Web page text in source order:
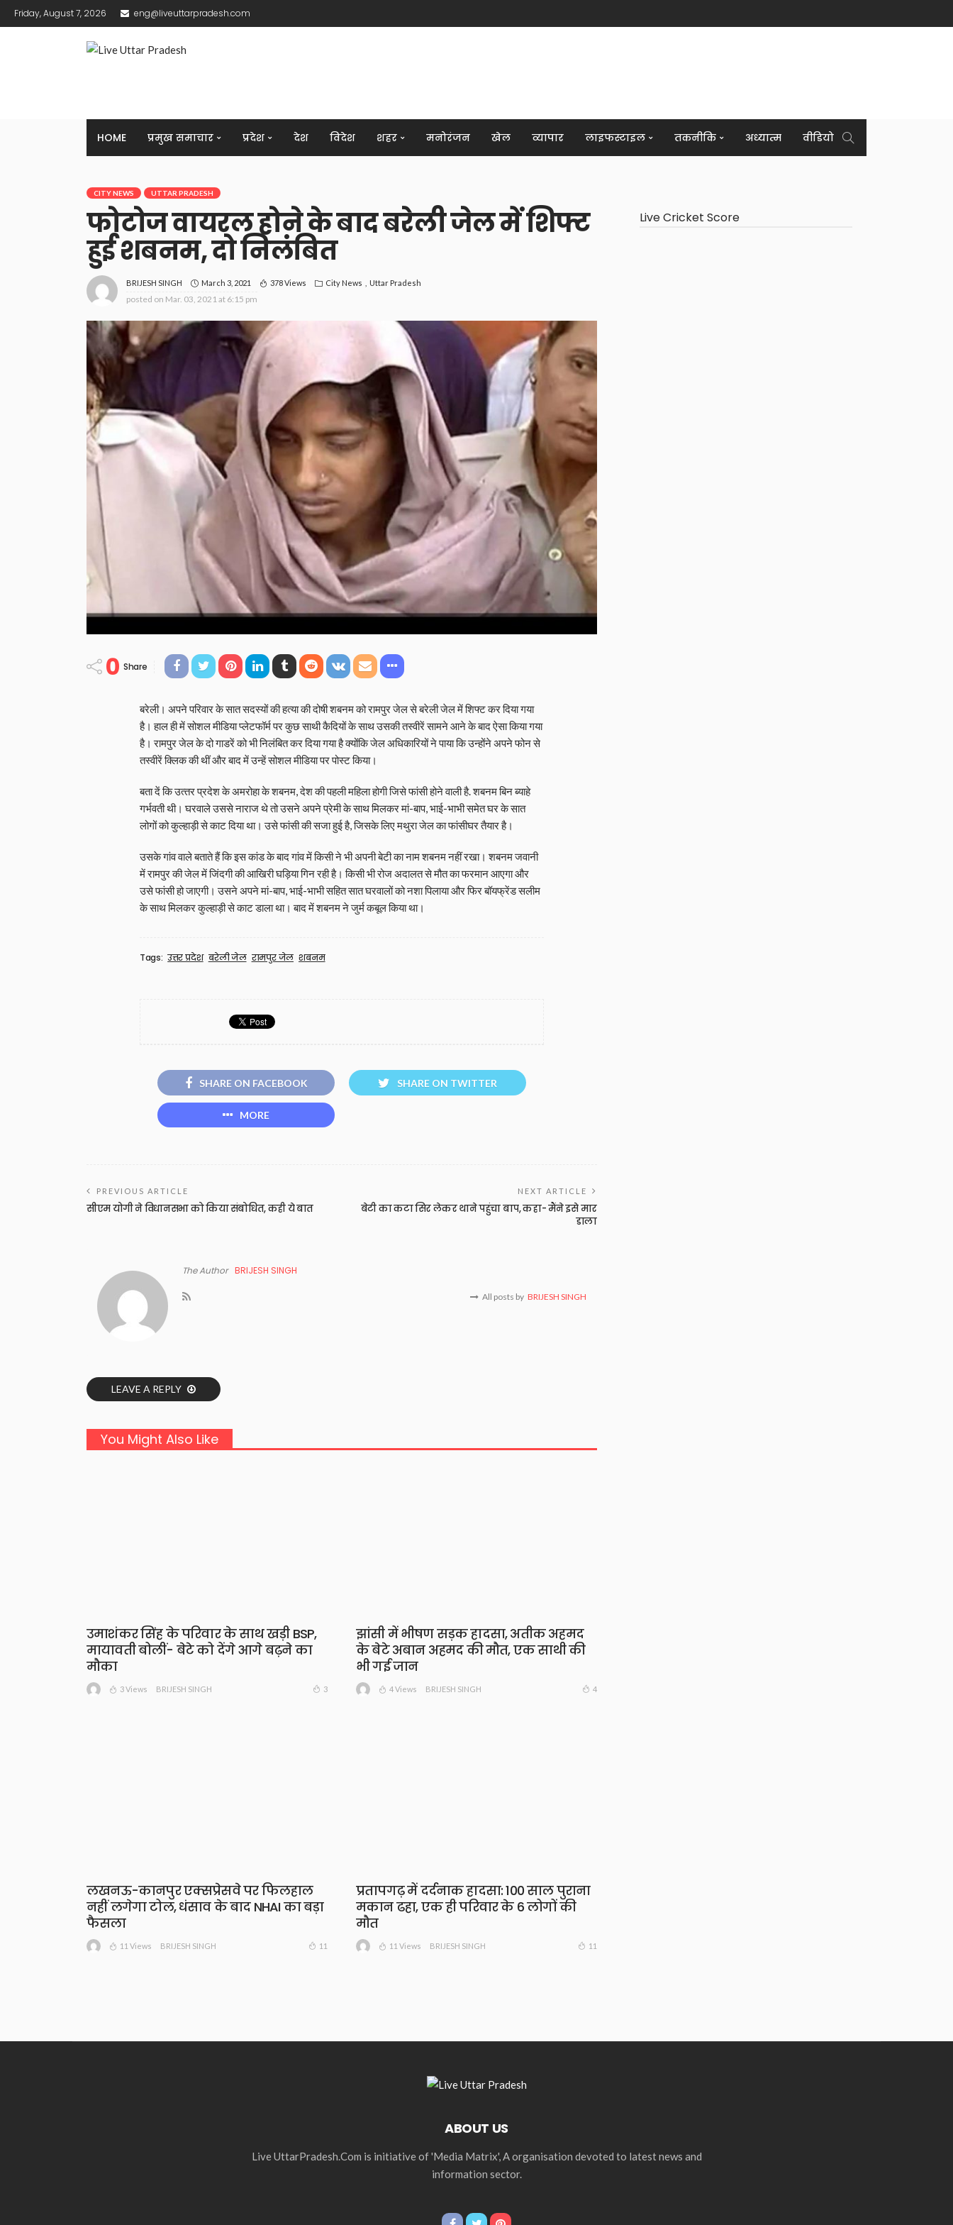
Friday, August 7, 2026 eng@liveuttarpradesh.com
HOME प्रमुख समाचार प्रदेश देश विदेश शहर मनोरंजन खेल व्यापार लाइफस्टाइल तकनीकि अध्यात्म वीडियो
CITY NEWS UTTAR PRADESH
फोटोज वायरल होने के बाद बरेली जेल में शिफ्ट
हुई शबनम, दो निलंबित
BRIJESH SINGH March 3, 2021 378 Views City News Uttar Pradesh
posted on Mar. 03, 2021 at 6:15 pm
0 Share
बरेली। अपने परिवार के सात सदस्यों की हत्या की दोषी शबनम को रामपुर जेल से बरेली जेल में शिफ्ट कर दिया गया
है। हाल ही में सोशल मीडिया प्लेटफॉर्म पर कुछ साथी कैदियों के साथ उसकी तस्वीरें सामने आने के बाद ऐसा किया गया
है। रामपुर जेल के दो गाडरें को भी निलंबित कर दिया गया है क्योंकि जेल अधिकारियों ने पाया कि उन्होंने अपने फोन से
तस्वीरें क्लिक की थीं और बाद में उन्हें सोशल मीडिया पर पोस्ट किया।
बता दें कि उत्‍तर प्रदेश के अमरोहा के शबनम, देश की पहली महिला होगी जिसे फांसी होने वाली है. शबनम बिन ब्‍याहे
गर्भवती थी। घरवाले उससे नाराज थे तो उसने अपने प्रेमी के साथ मिलकर मां-बाप, भाई-भाभी समेत घर के सात
लोगों को कुल्‍हाड़ी से काट दिया था। उसे फांसी की सजा हुई है, जिसके लिए मथुरा जेल का फांसीघर तैयार है।
उसके गांव वाले बताते हैं कि इस कांड के बाद गांव में किसी ने भी अपनी बेटी का नाम शबनम नहीं रखा। शबनम जवानी
में रामपुर की जेल में जिंदगी की आखिरी घड़ि‍या गिन रही है। किसी भी रोज अदालत से मौत का फरमान आएगा और
उसे फांसी हो जाएगी। उसने अपने मां-बाप, भाई-भाभी सहित सात घरवालों को नशा पिलाया और फिर बॉयफ्रेंड सलीम
के साथ मिलकर कुल्‍हाड़ी से काट डाला था। बाद में शबनम ने जुर्म कबूल किया था।
Tags: उत्तर प्रदेश बरेली जेल रामपुर जेल शबनम
SHARE ON FACEBOOK SHARE ON TWITTER
MORE
PREVIOUS ARTICLE
सीएम योगी ने विधानसभा को किया संबोधित, कही ये बात
NEXT ARTICLE
बेटी का कटा सिर लेकर थाने पहुंचा बाप, कहा- मैंने इसे मार
डाला
The Author BRIJESH SINGH
All posts by BRIJESH SINGH
LEAVE A REPLY
You Might Also Like
उमाशंकर सिंह के परिवार के साथ खड़ी BSP,
मायावती बोलीं- बेटे को देंगे आगे बढ़ने का
मौका
3 Views BRIJESH SINGH 3
झांसी में भीषण सड़क हादसा, अतीक अहमद
के बेटे अबान अहमद की मौत, एक साथी की
भी गई जान
4 Views BRIJESH SINGH 4
लखनऊ-कानपुर एक्सप्रेसवे पर फिलहाल
नहीं लगेगा टोल, धंसाव के बाद NHAI का बड़ा
फैसला
11 Views BRIJESH SINGH 11
प्रतापगढ़ में दर्दनाक हादसा: 100 साल पुराना
मकान ढहा, एक ही परिवार के 6 लोगों की
मौत
11 Views BRIJESH SINGH 11
Live Cricket Score
ABOUT US
Live UttarPradesh.Com is initiative of 'Media Matrix', A organisation devoted to latest news and
information sector.